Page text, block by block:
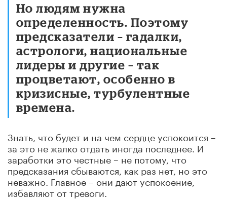
Но людям нужна
определенность. Поэтому
предсказатели – гадалки,
астрологи, национальные
лидеры и другие – так
процветают, особенно в
кризисные, турбулентные
времена.
Знать, что будет и на чем сердце успокоится –
за это не жалко отдать иногда последнее. И
заработки это честные – не потому, что
предсказания сбываются, как раз нет, но это
неважно. Главное – они дают успокоение,
избавляют от тревоги.